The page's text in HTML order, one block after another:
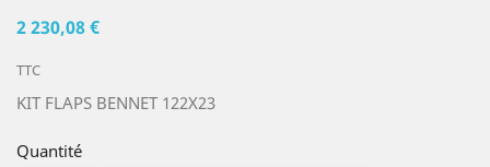
2 230,08 €
TTC
KIT FLAPS BENNET 122X23
Quantité